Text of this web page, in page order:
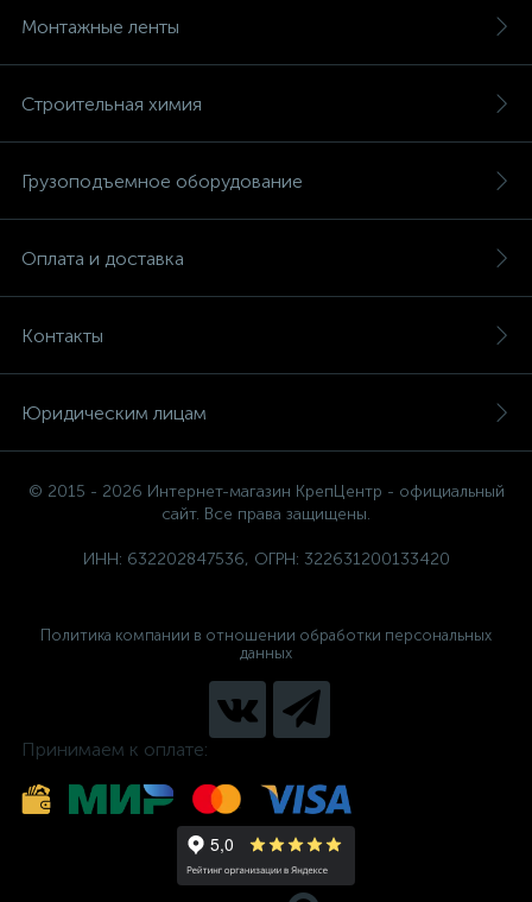
Монтажные ленты
Строительная химия
Грузоподъемное оборудование
Оплата и доставка
Контакты
Юридическим лицам
© 2015 - 2026 Интернет-магазин КрепЦентр - официальный
сайт. Все права защищены.
ИНН: 632202847536, ОГРН: 322631200133420
Политика компании в отношении обработки персональных
данных
Принимаем к оплате: